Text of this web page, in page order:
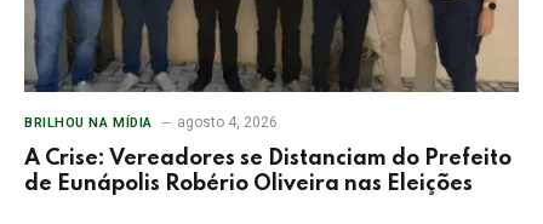
BRILHOU NA MÍDIA agosto 4, 2026
A Crise: Vereadores se Distanciam do Prefeito
de Eunápolis Robério Oliveira nas Eleições